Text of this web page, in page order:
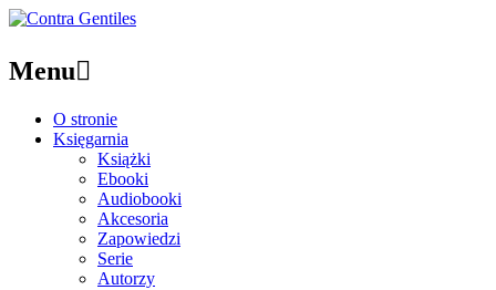
Menu
O stronie
Księgarnia
Książki
Ebooki
Audiobooki
Akcesoria
Zapowiedzi
Serie
Autorzy